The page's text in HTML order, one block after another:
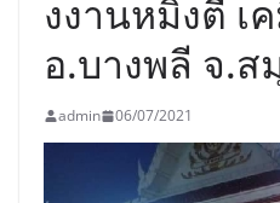
งงานหมิงตี้ เ
อ.บางพลี จ.ส
admin 06/07/2021